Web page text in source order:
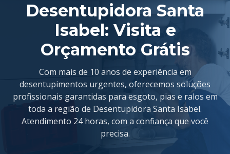
Desentupidora Santa
Isabel: Visita e
Orçamento Grátis
Com mais de 10 anos de experiência em
desentupimentos urgentes, oferecemos soluções
profissionais garantidas para esgoto, pias e ralos em
toda a região de Desentupidora Santa Isabel.
Atendimento 24 horas, com a confiança que você
precisa.